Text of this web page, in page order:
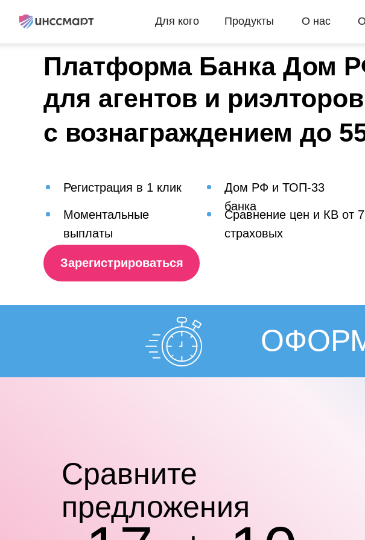
Для кого Продукты О нас
Платформа Банка Дом
для агентов и риэлторов
Регистрация в 1 клик
Моментальные
выплаты
Дом РФ и ТОП-33
банка
Сравнение цен и КВ от 7
страховых
с вознаграждением до
Зарегистрироваться
Cравните
предложения